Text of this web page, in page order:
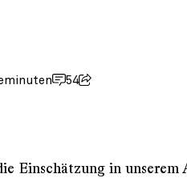
54
Einschätzung in unserem